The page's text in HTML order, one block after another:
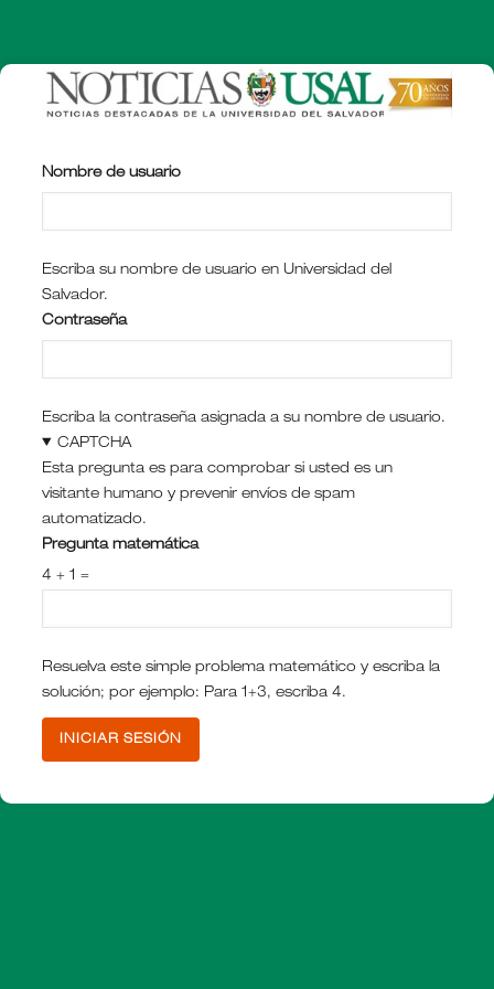
contenido
principal
Nombre de usuario
Escriba su nombre de usuario en Universidad del
Salvador.
Contraseña
Escriba la contraseña asignada a su nombre de usuario.
CAPTCHA
Esta pregunta es para comprobar si usted es un
visitante humano y prevenir envíos de spam
automatizado.
Pregunta matemática
4 + 1 =
Resuelva este simple problema matemático y escriba la
solución; por ejemplo: Para 1+3, escriba 4.